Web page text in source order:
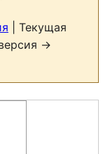
| Текущая
→